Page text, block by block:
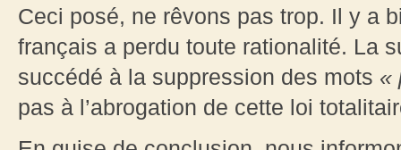
Ceci posé, ne rêvons pas trop. Il y a
français a perdu toute rationalité. La
succédé à la suppression des mots «
pas à l’abrogation de cette loi